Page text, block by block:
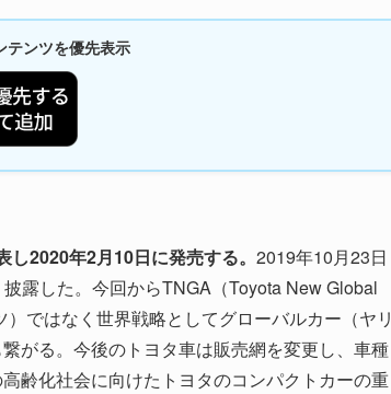
ンツを優先表示
2020年2月10日に発売する。 2019年10月23日
露した。今回からTNGA（Toyota New Global
ではなく世界戦略としてグローバルカー（ヤリ
がる。今後のトヨタ車は販売網を変更し、車種
齢化社会に向けたトヨタのコンパクトカーの重